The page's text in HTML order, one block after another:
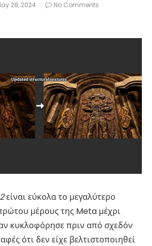
28, 2024
No Comments
είναι εύκολα το μεγαλύτερο
μέρους της Meta μέχρι
κυκλοφόρησε πριν από σχεδόν
ότι δεν είχε βελτιστοποιηθεί